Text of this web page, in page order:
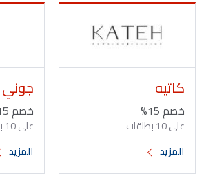
كاتيه
خصم 15%
على 10 بطاقات
المزيد
خصم 15%
على 10 بطاقات
المزيد